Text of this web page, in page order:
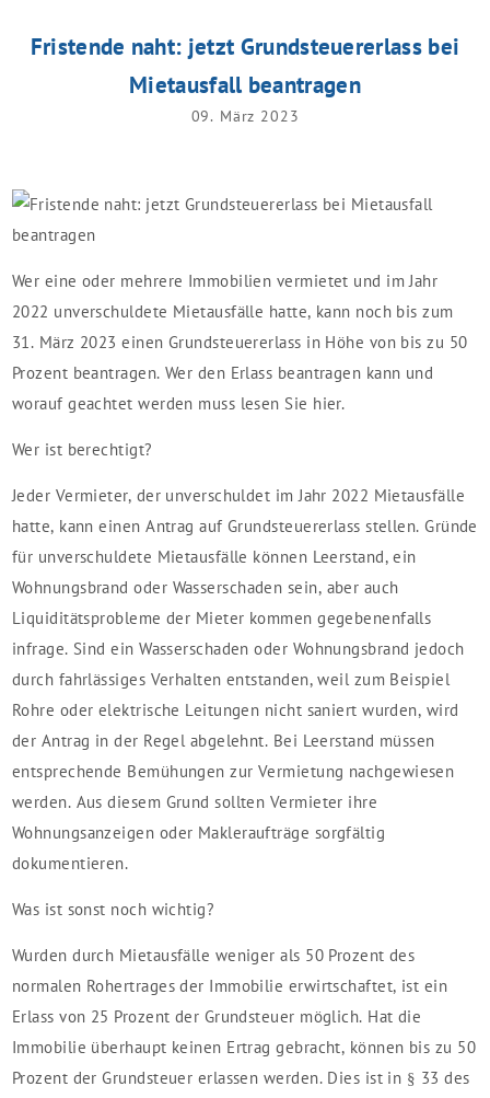
Fristende naht: jetzt Grundsteuererlass bei
Mietausfall beantragen
09. März 2023
Wer eine oder mehrere Immobilien vermietet und im Jahr
2022 unverschuldete Mietausfälle hatte, kann noch bis zum
31. März 2023 einen Grundsteuererlass in Höhe von bis zu 50
Prozent beantragen. Wer den Erlass beantragen kann und
worauf geachtet werden muss lesen Sie hier.
Wer ist berechtigt?
Jeder Vermieter, der unverschuldet im Jahr 2022 Mietausfälle
hatte, kann einen Antrag auf Grundsteuererlass stellen. Gründe
für unverschuldete Mietausfälle können Leerstand, ein
Wohnungsbrand oder Wasserschaden sein, aber auch
Liquiditätsprobleme der Mieter kommen gegebenenfalls
infrage. Sind ein Wasserschaden oder Wohnungsbrand jedoch
durch fahrlässiges Verhalten entstanden, weil zum Beispiel
Rohre oder elektrische Leitungen nicht saniert wurden, wird
der Antrag in der Regel abgelehnt. Bei Leerstand müssen
entsprechende Bemühungen zur Vermietung nachgewiesen
werden. Aus diesem Grund sollten Vermieter ihre
Wohnungsanzeigen oder Makleraufträge sorgfältig
dokumentieren.
Was ist sonst noch wichtig?
Wurden durch Mietausfälle weniger als 50 Prozent des
normalen Rohertrages der Immobilie erwirtschaftet, ist ein
Erlass von 25 Prozent der Grundsteuer möglich. Hat die
Immobilie überhaupt keinen Ertrag gebracht, können bis zu 50
Prozent der Grundsteuer erlassen werden. Dies ist in § 33 des